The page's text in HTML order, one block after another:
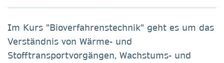
Im Kurs "Bioverfahrenstechnik" geht es um das
Verständnis von Wärme- und
Stofftransportvorgängen, Wachstums- und